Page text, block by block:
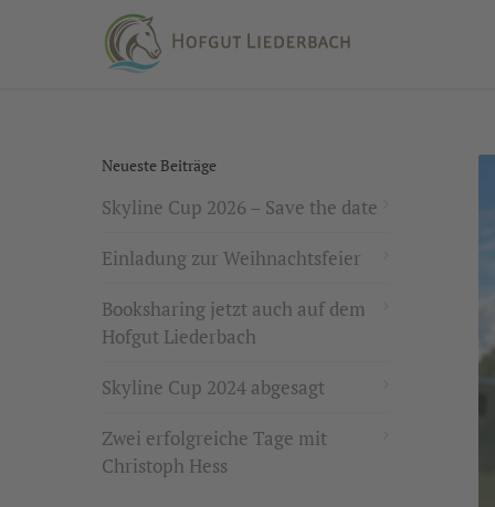
Neueste Beiträge
Skyline Cup 2026 – Save the date
Einladung zur Weihnachtsfeier
Booksharing jetzt auch auf dem
Hofgut Liederbach
Skyline Cup 2024 abgesagt
Zwei erfolgreiche Tage mit
Christoph Hess